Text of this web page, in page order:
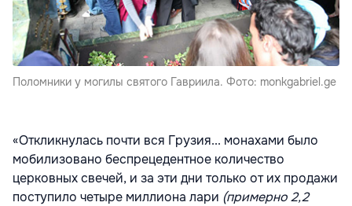
Поломники у могилы святого Гавриила. Фото: monkgabriel.ge
«Откликнулась почти вся Грузия... монахами было
мобилизовано беспрецедентное количество
церковных свечей, и за эти дни только от их продажи
поступило четыре миллиона лари (примерно 2,2